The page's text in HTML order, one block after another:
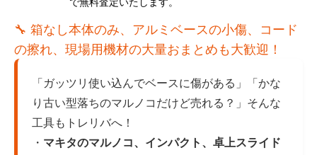
🔧 箱なし本体のみ、アルミベースの小傷、コード
の擦れ、現場用機材の大量おまとめも大歓迎！
「ガッツリ使い込んでベースに傷がある」「かな
り古い型落ちのマルノコだけど売れる？」そんな
工具もトレリバへ！
・ マキタのマルノコ、インパクト、卓上スライド